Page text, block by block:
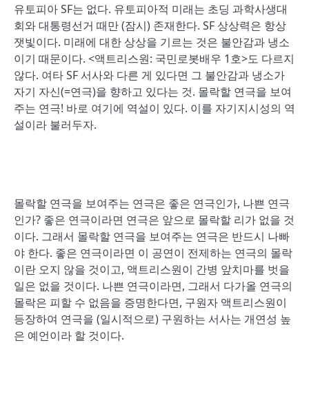
유토피아 SF는 없다. 유토피아적 미래는 초딩 과학사생대
회와 대통령선거 때만 (잠시) 존재한다. SF 상상력은 항상
잿빛이다. 미래에 대한 상상을 기르는 것은 불안감과 냉소
이기 때문이다. <액트리스원: 국민로봇배우 1호>도 다르지
않다. 여타 SF 서사와 다른 게 있다면 그 불안감과 냉소가
자기 자신(=연극)을 향하고 있다는 것. 몰락할 연극을 보여
주는 연극! 바로 여기에 역설이 있다. 이를 자기지시성의 역
설이라 불러두자.
몰락할 연극을 보여주는 연극은 좋은 연극인가, 나쁜 연극
인가? 좋은 연극이라면 연극은 앞으로 몰락할 리가 없을 것
이다. 그래서 몰락할 연극을 보여주는 연극은 반드시 나빠
야 한다. 좋은 연극이라면 이 공연이 전제하는 연극의 몰락
이란 오지 않을 것이고, 액트리스원이 간병 앞치마를 벗을
일은 없을 것이다. 나쁜 연극이라면, 그래서 다가올 연극의
몰락은 피할 수 없음을 증명한다면, 구원자 액트리스원이
등장하여 연극을 (일시적으로) 구원하는 서사는 개연성 높
은 예언이라 할 것이다.